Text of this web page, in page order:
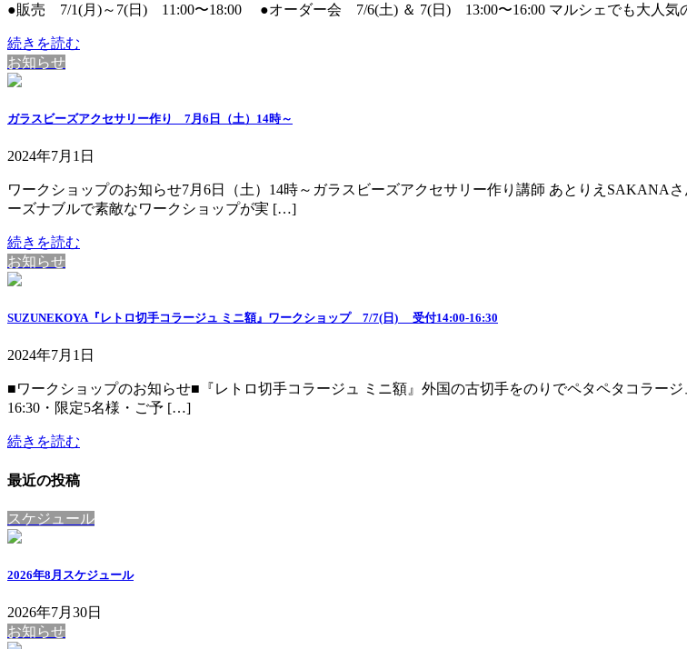
●販売 7/1(月)～7(日) 11:00〜18:00 ●オーダー会 7/6(土) ＆ 7(日) 13:00〜16:00 マルシェでも大人
続きを読む
お知らせ
ガラスビーズアクセサリー作り 7月6日（土）14時～
2024年7月1日
ワークショップのお知らせ7月6日（土）14時～ガラスビーズアクセサリー作り講師 あとりえ
ーズナブルで素敵なワークショップが実 […]
続きを読む
お知らせ
SUZUNEKOYA『レトロ切手コラージュ ミニ額』ワークショップ 7/7(日) 受付14:00-16:30
2024年7月1日
■ワークショップのお知らせ■『レトロ切手コラージュ ミニ額』外国の古切手をのりでペタペタコラー
16:30・限定5名様・ご予 […]
続きを読む
最近の投稿
スケジュール
2026年8月スケジュール
2026年7月30日
お知らせ